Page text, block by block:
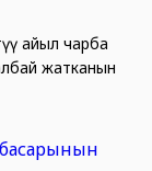
айыл чарба
жатканын